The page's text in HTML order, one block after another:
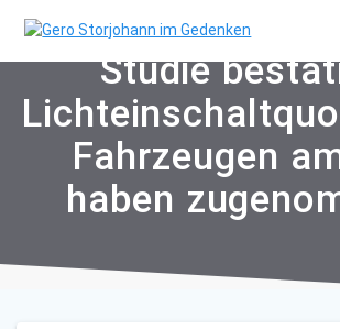
to
Studie
Fahrzeugen
haben